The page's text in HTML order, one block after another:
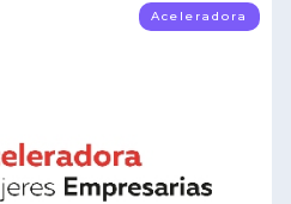
Aceleradora